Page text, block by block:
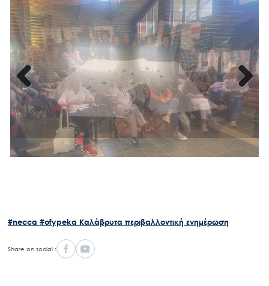
Previous Next